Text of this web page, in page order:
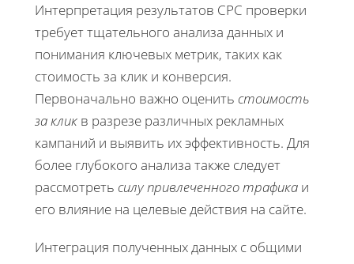
Интерпретация результатов CPC проверки
требует тщательного анализа данных и
понимания ключевых метрик, таких как
стоимость за клик и конверсия.
Первоначально важно оценить стоимость
за клик в разрезе различных рекламных
кампаний и выявить их эффективность. Для
более глубокого анализа также следует
рассмотреть силу привлеченного трафика и
его влияние на целевые действия на сайте.
Интеграция полученных данных с общими